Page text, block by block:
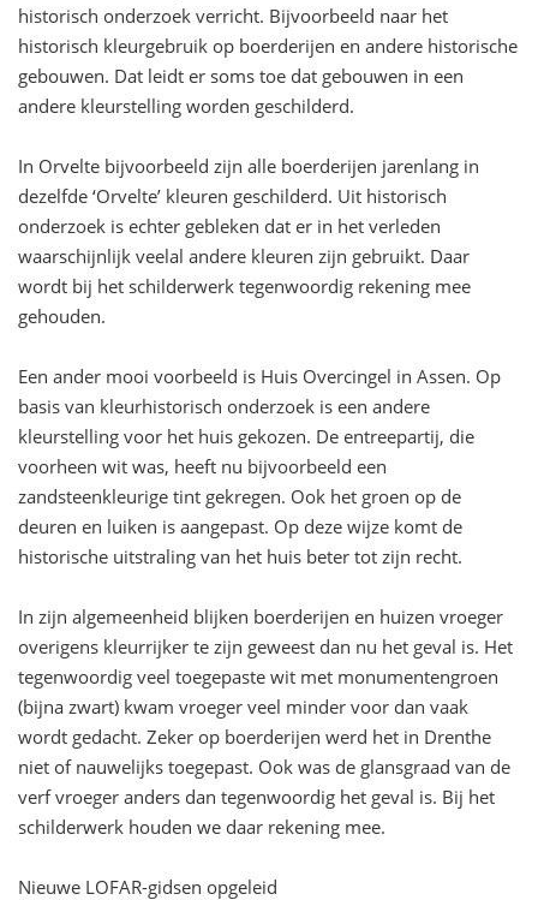
historisch onderzoek verricht. Bijvoorbeeld naar het
historisch kleurgebruik op boerderijen en andere historische
gebouwen. Dat leidt er soms toe dat gebouwen in een
andere kleurstelling worden geschilderd.
In Orvelte bijvoorbeeld zijn alle boerderijen jarenlang in
dezelfde ‘Orvelte’ kleuren geschilderd. Uit historisch
onderzoek is echter gebleken dat er in het verleden
waarschijnlijk veelal andere kleuren zijn gebruikt. Daar
wordt bij het schilderwerk tegenwoordig rekening mee
gehouden.
Een ander mooi voorbeeld is Huis Overcingel in Assen. Op
basis van kleurhistorisch onderzoek is een andere
kleurstelling voor het huis gekozen. De entreepartij, die
voorheen wit was, heeft nu bijvoorbeeld een
zandsteenkleurige tint gekregen. Ook het groen op de
deuren en luiken is aangepast. Op deze wijze komt de
historische uitstraling van het huis beter tot zijn recht.
In zijn algemeenheid blijken boerderijen en huizen vroeger
overigens kleurrijker te zijn geweest dan nu het geval is. Het
tegenwoordig veel toegepaste wit met monumentengroen
(bijna zwart) kwam vroeger veel minder voor dan vaak
wordt gedacht. Zeker op boerderijen werd het in Drenthe
niet of nauwelijks toegepast. Ook was de glansgraad van de
verf vroeger anders dan tegenwoordig het geval is. Bij het
schilderwerk houden we daar rekening mee.
Nieuwe LOFAR-gidsen opgeleid